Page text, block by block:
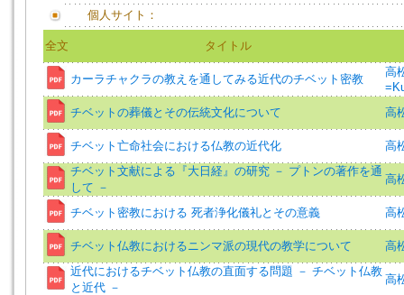
個人サイト：
全文 タイトル
カーラチャクラの教えを通してみる近代のチベット密教
高
チベットの葬儀とその伝統文化について
高
チベット亡命社会における仏教の近代化
高
チベット文献による『大日経』の研究 － プトンの著作を通
して －
高
チベット密教における 死者浄化儀礼とその意義 高
チベット仏教におけるニンマ派の現代の教学について
高
近代におけるチベット仏教の直面する問題 － チベット仏教
と近代 －
高